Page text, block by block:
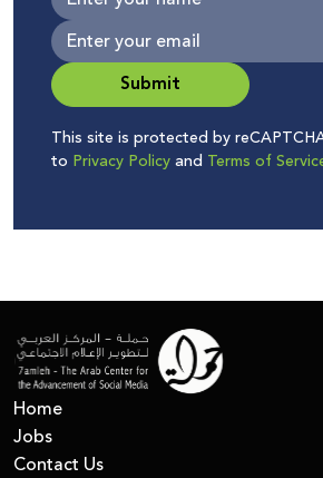
Submit
This site is protected by
to Privacy Policyand Terms of
Home
Jobs
Contact Us